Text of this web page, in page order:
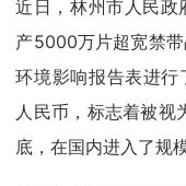
近日，林州市人民政
产5000万片超宽禁
环境影响报告表进
人民币，标志着被视
底，在国内进入了规